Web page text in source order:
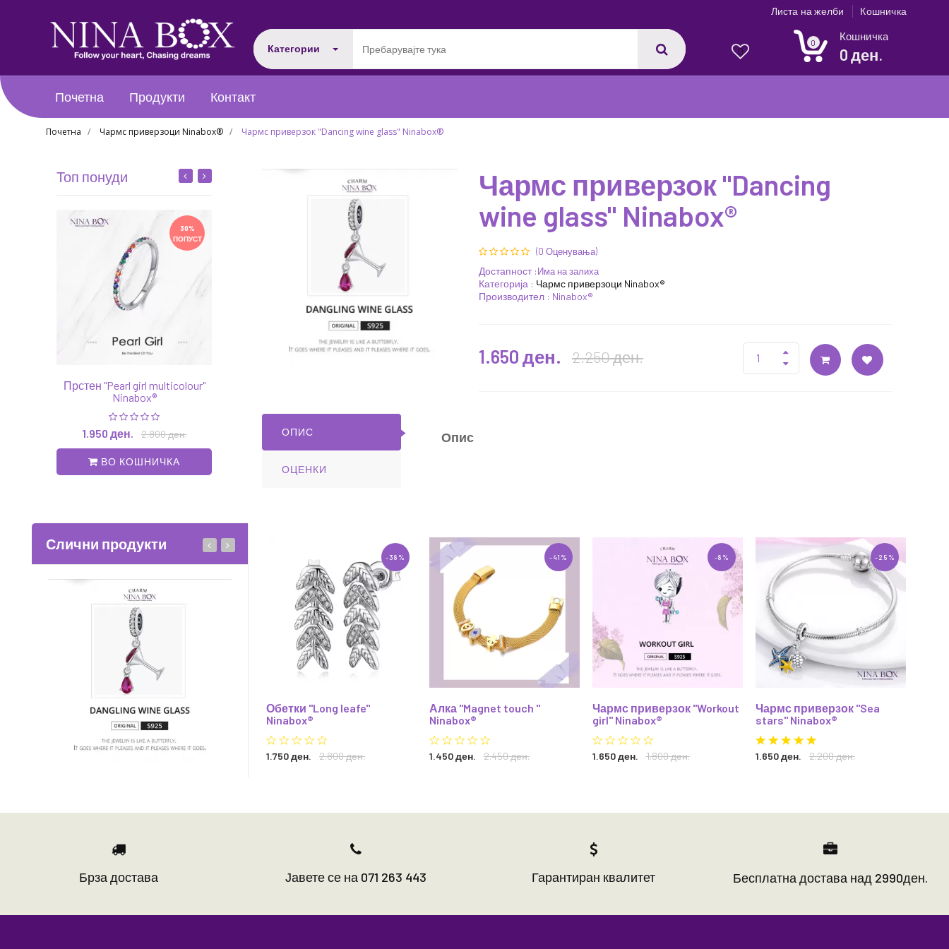
Листа на желби Кошничка
Категории 0
0
Кошничка
0 ден.
Почетна Продукти Контакт
Почетна Чармс приверзоци Ninabox® Чармс приверзок "Dancing wine glass" Ninabox®
Топ понуди
30%
ПОПУСТ
Прстен "Pearl girl multicolour"
Ninabox®
1.950 ден. 2.800 ден.
ВО КОШНИЧКА
38%
ПОПУСТ
ВО КОШНИЧКА
30%
3.450 ден. 4.900 ден.
Чармс приверзок "Dancing
wine glass" Ninabox®
(0 Оценувања)
Достапност :Има на залиха
Категорија : Чармс приверзоци Ninabox®
Производител : Ninabox®
1.650 ден. 2.250 ден.
ОПИС
ОЦЕНКИ
Опис
Слични продукти
-38%
Обетки "Long leafe"
Ninabox®
1.750 ден. 2.800 ден.
-41%
Алка "Magnet touch "
Ninabox®
1.450 ден. 2.450 ден.
-8%
Чармс приверзок "Workout
girl" Ninabox®
1.650 ден. 1.800 ден.
-25%
Чармс приверзок "Sea
stars" Ninabox®
1.650 ден. 2.200 ден.
Брза достава Јавете се на 071 263 443 Гарантиран квалитет Бесплатна достава над 2990ден.